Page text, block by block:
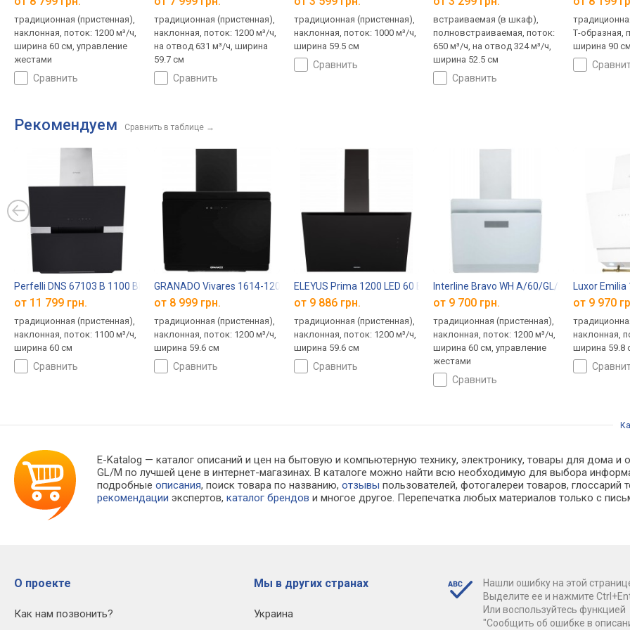
традиционная (пристенная),
наклонная, поток: 1200 м³/ч,
ширина 60 см, управление
жестами
сравнить
традиционная (пристенная),
наклонная, поток: 1200 м³/ч,
на отвод 631 м³/ч, ширина
59.7 см
сравнить
традиционная (пристенная),
наклонная, поток: 1000 м³/ч,
ширина 59.5 см
сравнить
встраиваемая (в шкаф),
полновстраиваемая, поток:
650 м³/ч, на отвод 324 м³/ч,
ширина 52.5 см
сравнить
Т-образная,
ширина 90 см
Рекомендуем Сравнить в таблице →
Perfelli DNS 67103 B 1100 BL LED Strip
от 11 799 грн.
традиционная (пристенная),
наклонная, поток: 1100 м³/ч,
ширина 60 см
сравнить
GRANADO Vivares 1614-1200 Glass
от 8 999 грн.
традиционная (пристенная),
наклонная, поток: 1200 м³/ч,
ширина 59.6 см
сравнить
ELEYUS Prima 1200 LED 60 BL
от 9 886 грн.
традиционная (пристенная),
наклонная, поток: 1200 м³/ч,
ширина 59.6 см
сравнить
Interline Bravo WH A/60/GL/K
от 9 700 грн.
традиционная (пристенная),
наклонная, поток: 1200 м³/ч,
ширина 60 см, управление
жестами
сравнить
Luxor Emilia
от 9 970
наклонная,
ширина 59.8
E-Katalog — каталог описаний и цен на бытовую и компьютерную технику, электронику, товары для дома
GL/M по лучшей цене в интернет-магазинах. В каталоге можно найти всю необходимую для выбора
подробныеописания, поиск товара по названию,отзывы пользователей, фотогалереи товаров,
рекомендации экспертов,каталог брендов и многое другое. Перепечатка любых материалов только с
О проекте
Как нам позвонить?
Мы в других странах
Украина
Нашли ошибку на этой
Выделите ее и нажмите
Или воспользуйтесь функцией
"Сообщить об ошибке в